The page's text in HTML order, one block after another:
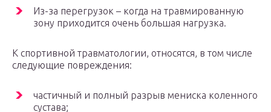
Из-за перегрузок – когда на травмированную
зону приходится очень большая нагрузка.
К спортивной травматологии, относятся, в том числе
следующие повреждения:
частичный и полный разрыв мениска коленного
сустава;